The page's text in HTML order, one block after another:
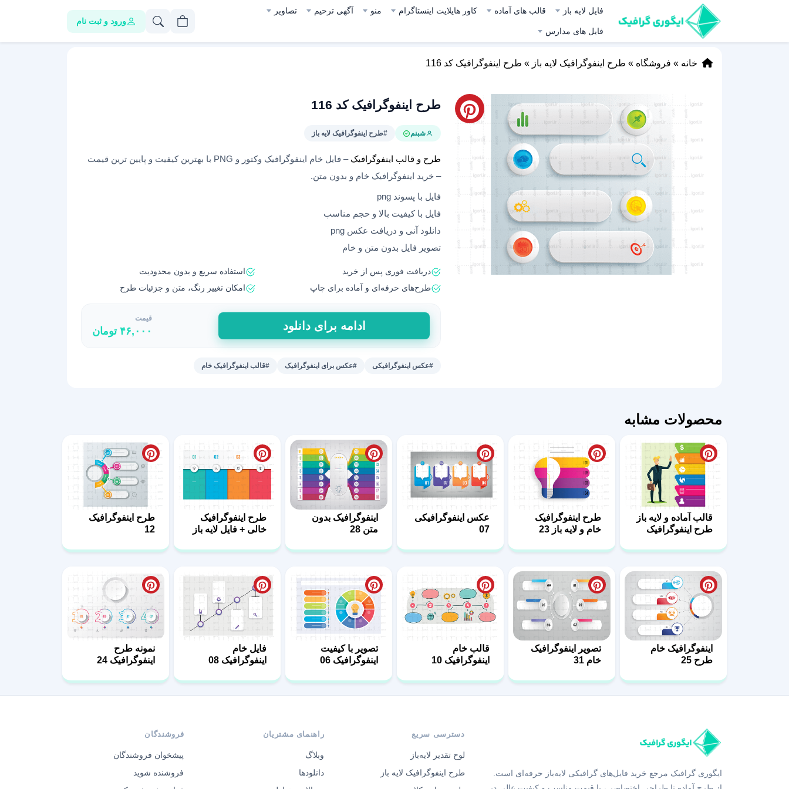
فایل لایه باز قالب های آماده کاور هایلایت اینستاگرام منو آگهی ترحیم تصاویر
فایل های مدارس
ورود و ثبت نام
خانه » فروشگاه » طرح اینفوگرافیک لایه باز » طرح اینفوگرافیک کد 116
طرح اینفوگرافیک کد 116
شبنم #طرح اینفوگرافیک لایه باز
طرح و قالب اینفوگرافیک
– فایل خام اینفوگرافیک وکتور و PNG با بهترین کیفیت و پایین ترین قیمت
– خرید اینفوگرافیک خام و بدون متن.
فایل با پسوند png
فایل با کیفیت بالا و حجم مناسب
دانلود آنی و دریافت عکس png
تصویر فایل بدون متن و خام
دریافت فوری پس از خرید
استفاده سریع و بدون محدودیت
طرح‌های حرفه‌ای و آماده برای چاپ
امکان تغییر رنگ، متن و جزئیات طرح
طرح
اینفوگرافیک
کد
116
ادامه برای دانلود
قیمت
۴۶,۰۰۰ تومان
#عکس اینفوگرافیکی #عکس برای اینفوگرافیک #قالب اینفوگرافیک خام
محصولات مشابه
قالب آماده و لایه باز
طرح اینفوگرافیک
طرح اینفوگرافیک
خام و لایه باز 23
عکس اینفوگرافیکی
07
اینفوگرافیک بدون
متن 28
طرح اینفوگرافیک
خالی + فایل لایه باز
طرح اینفوگرافیک
12
اینفوگرافیک خام
طرح 25
تصویر اینفوگرافیک
خام 31
قالب خام
اینفوگرافیک 10
تصویر با کیفیت
اینفوگرافیک 06
فایل خام
اینفوگرافیک 08
نمونه طرح
اینفوگرافیک 24
ایگوری گرافیک مرجع خرید فایل‌های گرافیکی لایه‌باز حرفه‌ای است.
دسترسی سریع
لوح تقدیر لایه‌باز
طرح اینفوگرافیک لایه باز
راهنمای مشتریان
وبلاگ
دانلودها
فروشندگان
پیشخوان فروشندگان
فروشنده شوید